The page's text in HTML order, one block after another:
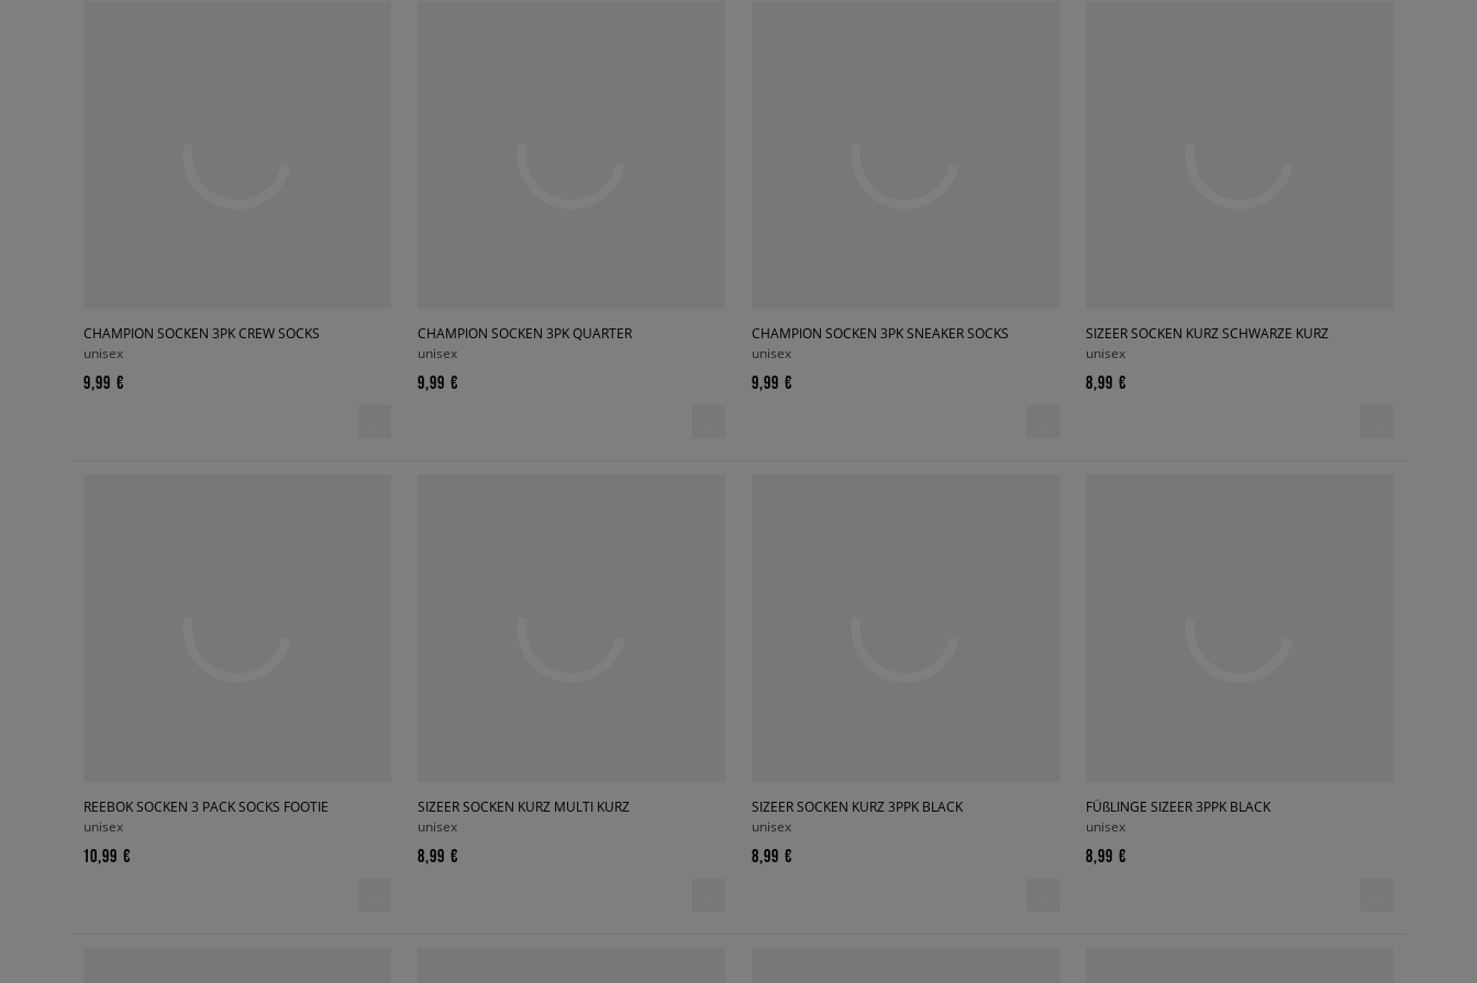
CHAMPION SOCKEN 3PK CREW SOCKS
unisex
9,99 €
CHAMPION SOCKEN 3PK QUARTER
unisex
9,99 €
CHAMPION SOCKEN 3PK SNEAKER SOCKS
unisex
9,99 €
SIZEER SOCKEN KURZ SCHWARZE KURZ
unisex
8,99 €
REEBOK SOCKEN 3 PACK SOCKS FOOTIE
unisex
10,99 €
SIZEER SOCKEN KURZ MULTI KURZ
unisex
8,99 €
SIZEER SOCKEN KURZ 3PPK BLACK
unisex
8,99 €
FÜßLINGE SIZEER 3PPK BLACK
unisex
8,99 €